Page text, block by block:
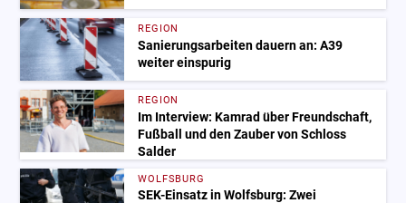
REGION
Sanierungsarbeiten dauern an: A39
weiter einspurig
REGION
Im Interview: Kamrad über Freundschaft,
Fußball und den Zauber von Schloss
Salder
WOLFSBURG
SEK-Einsatz in Wolfsburg: Zwei